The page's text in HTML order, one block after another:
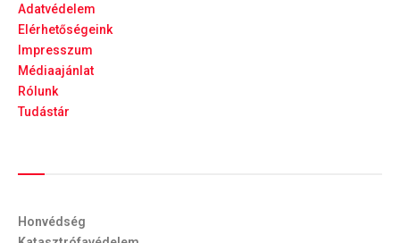
Adatvédelem
Elérhetőségeink
Impresszum
Médiaajánlat
Rólunk
Tudástár
Honvédség